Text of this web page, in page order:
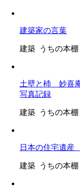
建築家の言葉
建築 うちの本棚
土壁と杮 妙喜
写真記録
建築 うちの本棚
日本の住宅遺
建築 うちの本棚